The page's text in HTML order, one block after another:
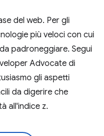
del web. Per gli
più veloci con cui
padroneggiare. Segui
Advocate di
gli aspetti
da digerire che
all'indice z.